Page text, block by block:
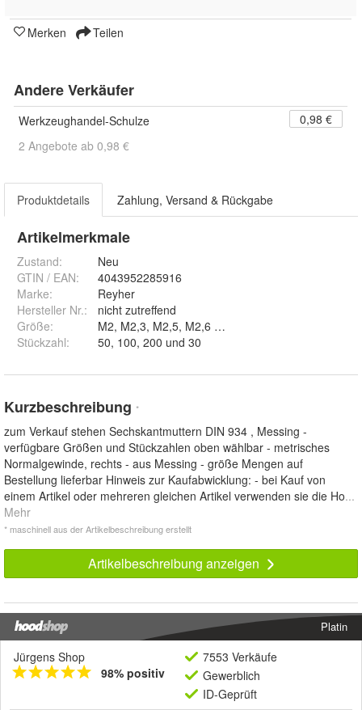
Merken Teilen
Andere Verkäufer
Werkzeughandel-Schulze
0,98 €
2 Angebote ab 0,98 €
Produktdetails Zahlung, Versand & Rückgabe
Artikelmerkmale
Zustand:
Neu
GTIN / EAN:
4043952285916
Marke:
Reyher
Hersteller Nr.:
nicht zutreffend
Größe:
Stückzahl: 50, 100, 200 und 30
Kurzbeschreibung *
zum Verkauf stehen Sechskantmuttern DIN 934 , Messing -
verfügbare Größen und Stückzahlen oben wählbar - metrisches
Normalgewinde, rechts - aus Messing - größe Mengen auf
Bestellung lieferbar Hinweis zur Kaufabwicklung: - bei Kauf von
einem Artikel oder mehreren gleichen Artikel verwenden sie die Ho...
Mehr
* maschinell aus der Artikelbeschreibung erstellt
Artikelbeschreibung anzeigen
Platin
Jürgens Shop
98% positiv
7553 Verkäufe
Gewerblich
ID-Geprüft